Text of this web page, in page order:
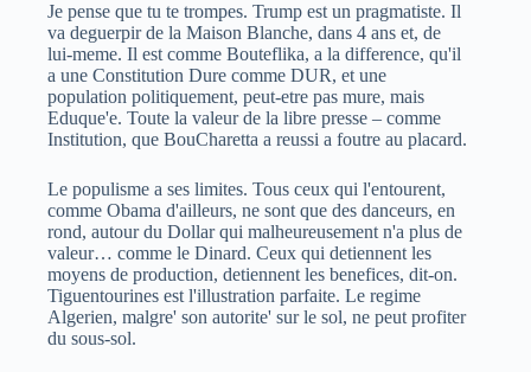
Je pense que tu te trompes. Trump est un pragmatiste. Il
va deguerpir de la Maison Blanche, dans 4 ans et, de
lui-meme. Il est comme Bouteflika, a la difference, qu'il
a une Constitution Dure comme DUR, et une
population politiquement, peut-etre pas mure, mais
Eduque'e. Toute la valeur de la libre presse – comme
Institution, que BouCharetta a reussi a foutre au placard.
Le populisme a ses limites. Tous ceux qui l'entourent,
comme Obama d'ailleurs, ne sont que des danceurs, en
rond, autour du Dollar qui malheureusement n'a plus de
valeur… comme le Dinard. Ceux qui detiennent les
moyens de production, detiennent les benefices, dit-on.
Tiguentourines est l'illustration parfaite. Le regime
Algerien, malgre' son autorite' sur le sol, ne peut profiter
du sous-sol.